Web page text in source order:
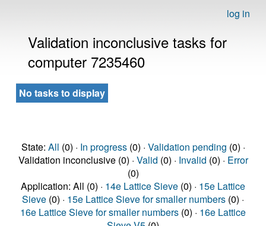
log in
Validation inconclusive tasks for
computer 7235460
No tasks to display
State: All (0) · In progress(0) · Validation pending (0) ·
Validation inconclusive (0) · Valid (0) · Invalid (0) · Error
(0)
Application: All (0) · 14e Lattice Sieve (0) · 15e Lattice
Sieve (0) · 15e Lattice Sieve for smaller numbers (0) ·
16e Lattice Sieve for smaller numbers (0) · 16e Lattice